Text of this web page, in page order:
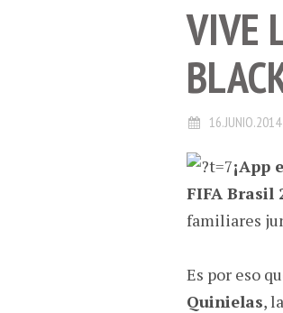
VIVE
16.JUNIO.2014
¡App
FIFA Brasil
familiares
Es por eso
Quinielas,